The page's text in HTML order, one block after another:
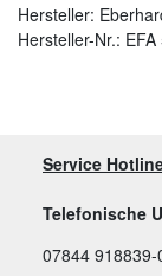
Hersteller:
Hersteller-Nr.:
Service
Telefonische
07844 918839-